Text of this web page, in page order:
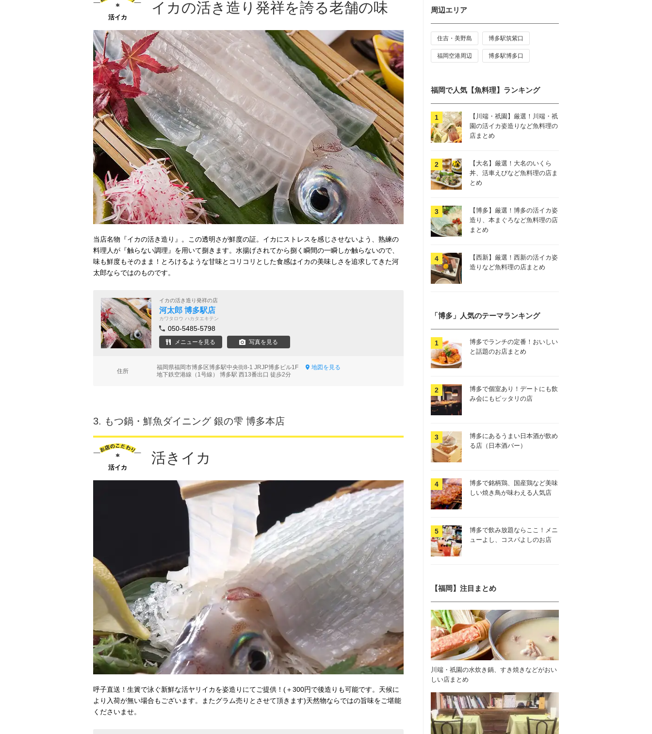
活イカ
イカの活き造り発祥を誇る老舗の味
当店名物『イカの活き造り』。この透明さが鮮度の証。イカにストレスを感じさせないよう、熟練の
料理人が『触らない調理』を用いて捌きます。水揚げされてから捌く瞬間の一瞬しか触らないので、
味も鮮度もそのまま！とろけるような甘味とコリコリとした食感はイカの美味しさを追求してきた河
太郎ならではのものです。
イカの活き造り発祥の店
河太郎 博多駅店
カワタロウ ハカタエキテン
050-5485-5798
メニューを見る 写真を見る
住所
福岡県福岡市博多区博多駅中央街8-1 JRJP博多ビル1F
地図を見る
地下鉄空港線（1号線） 博多駅 西13番出口 徒歩2分
3. もつ鍋・鮮魚ダイニング 銀の雫 博多本店
活イカ
活きイカ
呼子直送！生簀で泳ぐ新鮮な活ヤリイカを姿造りにてご提供！(＋300円で後造りも可能です。天候に
より入荷が無い場合もございます。またグラム売りとさせて頂きます)天然物ならではの旨味をご堪能
くださいませ。
周辺エリア
住吉・美野島 博多駅筑紫口
福岡空港周辺 博多駅博多口
福岡で人気【魚料理】ランキング
【川端・祇園】厳選！川端・祇
園の活イカ姿造りなど魚料理の
店まとめ
【大名】厳選！大名のいくら
丼、活車えびなど魚料理の店ま
とめ
【博多】厳選！博多の活イカ姿
造り、本まぐろなど魚料理の店
まとめ
【西新】厳選！西新の活イカ姿
造りなど魚料理の店まとめ
「博多」人気のテーマランキング
博多でランチの定番！おいしい
と話題のお店まとめ
博多で個室あり！デートにも飲
み会にもピッタリの店
博多にあるうまい日本酒が飲め
る店（日本酒バー）
博多で銘柄鶏、国産鶏など美味
しい焼き鳥が味わえる人気店
博多で飲み放題ならここ！メニ
ューよし、コスパよしのお店
【福岡】注目まとめ
川端・祇園の水炊き鍋、すき焼きなどがおい
しい店まとめ